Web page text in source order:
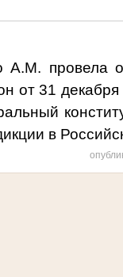
А.М. провела
от 31
в